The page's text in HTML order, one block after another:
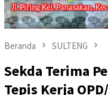
Beranda SULTENG
Sekda Terima
Tepis Kerja